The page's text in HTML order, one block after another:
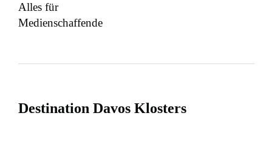
Alles für
Medienschaffende
Destination Davos Klosters